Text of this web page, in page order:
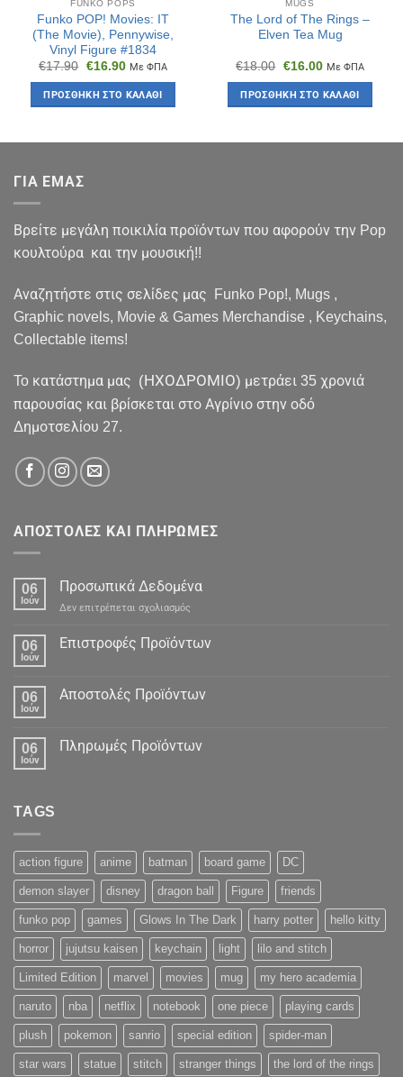
FUNKO POPS
Funko POP! Movies: IT
(The Movie), Pennywise,
Vinyl Figure #1834
€17.90 Original
was:
€17.90.
€16.90Η
τιμή
είναι:
Με ΦΠΑ
ΠΡΟΣΘΉΚΗ ΣΤΟ ΚΑΛΆΘΙ
MUGS
The Lord of The Rings –
Elven Tea Mug
€18.00 Original
was:
€18.00.
€16.00Η
τιμή
είναι:
Με ΦΠΑ
ΠΡΟΣΘΉΚΗ ΣΤΟ ΚΑΛΆΘΙ
ΓΙΑ ΕΜΑΣ
Βρείτε μεγάλη ποικιλία προϊόντων που αφορούν την Pop
κουλτούρα και την μουσική!!
Αναζητήστε στις σελίδες μας Funko Pop!, Mugs ,
Graphic novels, Movie & Games Merchandise , Keychains,
Collectable items!
To κατάστημα μας (ΗΧΟΔΡΟΜΙΟ) μετράει 35 χρονιά
παρουσίας και βρίσκεται στο Αγρίνιο στην οδό
Δημοτσελίου 27.
ΑΠΟΣΤΟΛΕΣ ΚΑΙ ΠΛΗΡΩΜΕΣ
06
Ιούν
Προσωπικά Δεδομένα
Δεν επιτρέπεται σχολιασμός
06
Ιούν
Επιστροφές Προϊόντων
06
Ιούν
Αποστολές Προϊόντων
06
Ιούν
Πληρωμές Προϊόντων
TAGS
action figure anime batman board game DC
demon slayer disney dragon ball Figure friends
funko pop games Glows In The Dark harry potter hello kitty
horror jujutsu kaisen keychain light lilo and stitch
Limited Edition marvel movies mug my hero academia
naruto nba netflix notebook one piece playing cards
plush pokemon sanrio special edition spider-man
star wars statue stitch stranger things the lord of the rings